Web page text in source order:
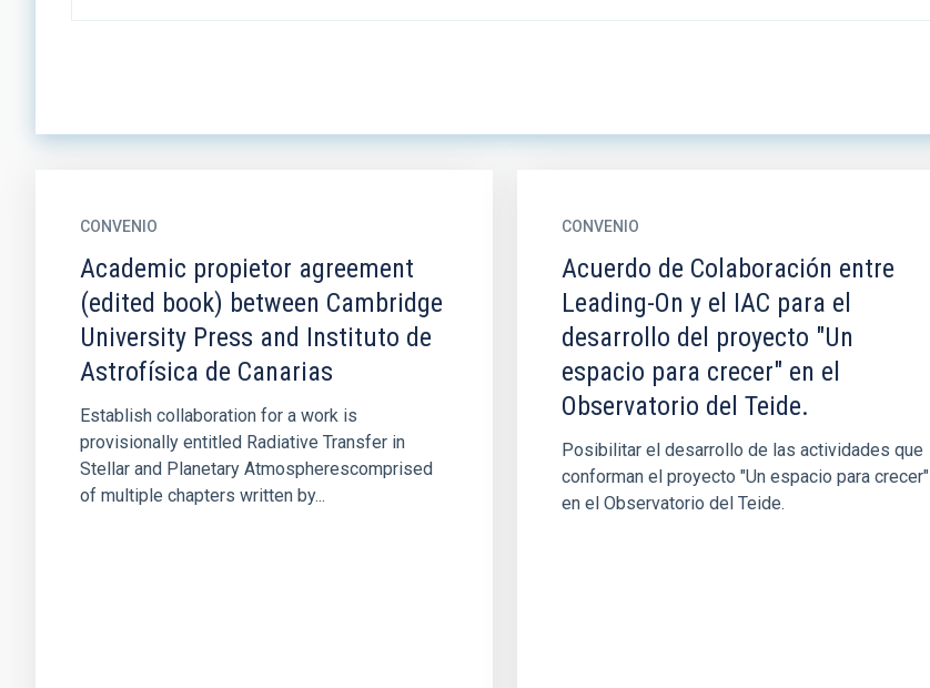
CONVENIO
Academic propietor agreement
(edited book) between Cambridge
University Press and Instituto de
Astrofísica de Canarias
Establish collaboration for a work is
provisionally entitled Radiative Transfer in
Stellar and Planetary Atmospherescomprised
of multiple chapters written by...
CONVENIO
Acuerdo de Colaboración entre
Leading-On y el IAC para el
desarrollo del proyecto "Un
espacio para crecer" en el
Observatorio del Teide.
Posibilitar el desarrollo de las actividades que
conforman el proyecto "Un espacio para crecer"
en el Observatorio del Teide.